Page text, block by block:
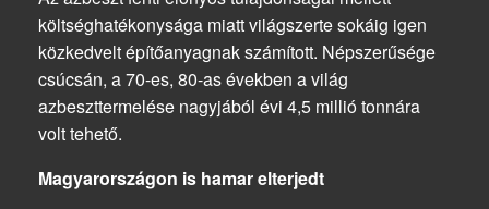
költséghatékonysága miatt világszerte sokáig igen
közkedvelt építőanyagnak számított. Népszerűsége
csúcsán, a 70-es, 80-as években a világ
azbeszttermelése nagyjából évi 4,5 millió tonnára
volt tehető.
Magyarországon is hamar elterjedt